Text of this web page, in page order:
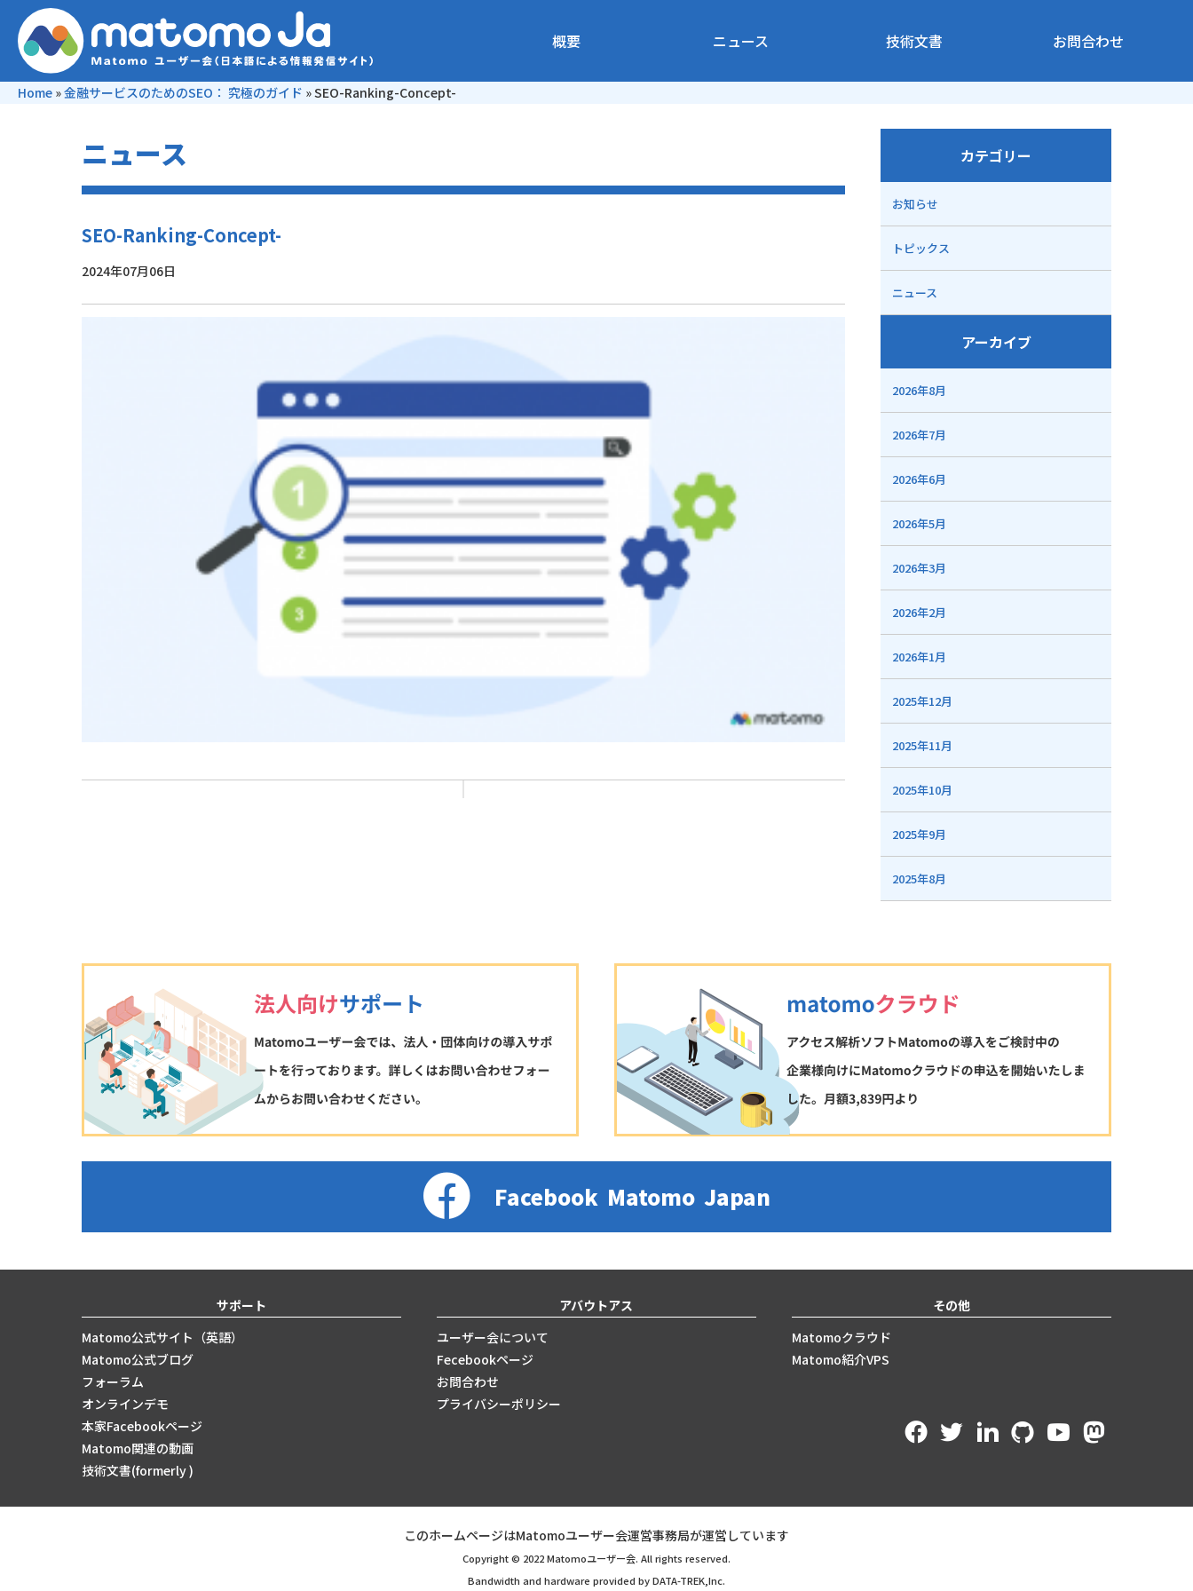
概要 ニュース 技術文書 お問合わせ
Home »金融サービスのためのSEO： 究極のガイド »SEO-Ranking-Concept-
ニュース
SEO-Ranking-Concept-
2024年07月06日
カテゴリー
お知らせ
トピックス
ニュース
アーカイブ
2026年8月
2026年7月
2026年6月
2026年5月
2026年3月
2026年2月
2026年1月
2025年12月
2025年11月
2025年10月
2025年9月
2025年8月
Facebook Matomo Japan
サポート
Matomo公式サイト（英語）
Matomo公式ブログ
フォーラム
オンラインデモ
本家Facebookページ
Matomo関連の動画
技術文書(formerly )
アバウトアス
ユーザー会について
Fecebookページ
お問合わせ
プライバシーポリシー
その他
Matomoクラウド
Matomo紹介VPS
このホームページはMatomoユーザー会運営事務局が運営しています
Copyright © 2022 Matomoユーザー会. All rights reserved.
Bandwidth and hardware provided by DATA-TREK,Inc.